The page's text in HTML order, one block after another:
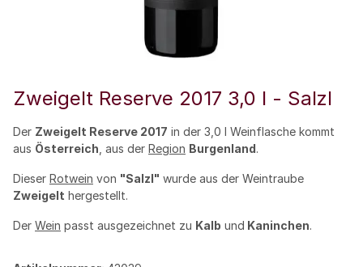
Zweigelt Reserve 2017 3,0 l - Salzl
Der Zweigelt Reserve 2017 in der 3,0 l Weinflasche kommt
aus Österreich , aus der Region Burgenland.
Dieser Rotwein von "Salzl" wurde aus der Weintraube
Zweigelt hergestellt.
Der Wein passt ausgezeichnet zu Kalb und Kaninchen.